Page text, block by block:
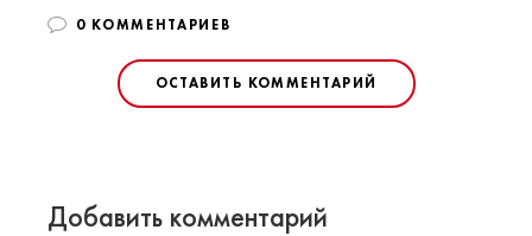
0 КОММЕНТАРИЕВ
ОСТАВИТЬ КОММЕНТАРИЙ
Добавить комментарий